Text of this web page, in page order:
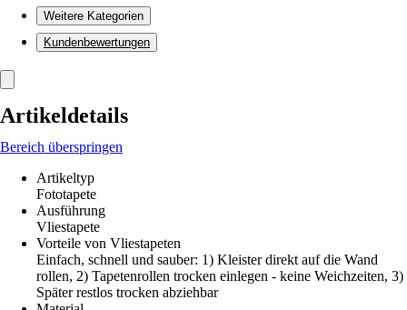
Weitere Kategorien
Kundenbewertungen
Artikeldetails
Bereich überspringen
Artikeltyp
Fototapete
Ausführung
Vliestapete
Vorteile von Vliestapeten
Einfach, schnell und sauber: 1) Kleister direkt auf die Wand
rollen, 2) Tapetenrollen trocken einlegen - keine Weichzeiten, 3)
Später restlos trocken abziehbar